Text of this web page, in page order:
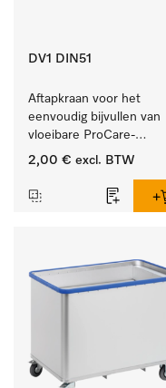
DV1 DIN51
Aftapkraan voor het
eenvoudig bijvullen van
vloeibare ProCare-
producten.
2,00 € excl. BTW